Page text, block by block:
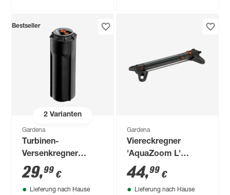
2Varianten
Bestseller
Gardena
Turbinen-
Versenkregner
'Comfort T380'
schwarz 115-380 m²
29,99 €
Lieferung nach Hause
Gardena
Viereckregner
'AquaZoom L'
schwarz/silbern 28-
350 m²
44,99 €
Lieferung nach Hause